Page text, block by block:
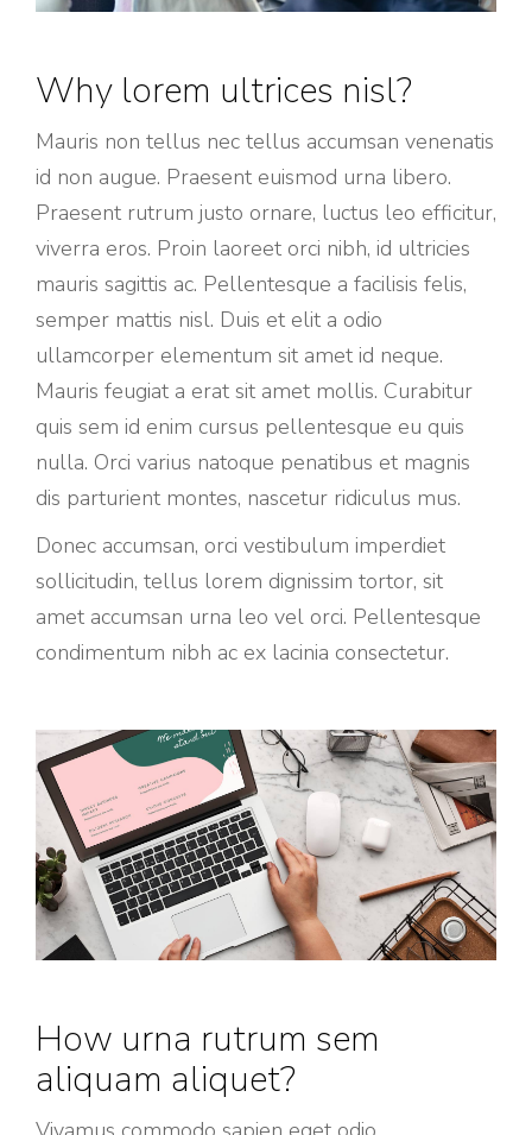
Why lorem ultrices nisl?
Mauris non tellus nec tellus accumsan venenatis
id non augue. Praesent euismod urna libero.
Praesent rutrum justo ornare, luctus leo efficitur,
viverra eros. Proin laoreet orci nibh, id ultricies
mauris sagittis ac. Pellentesque a facilisis felis,
semper mattis nisl. Duis et elit a odio
ullamcorper elementum sit amet id neque.
Mauris feugiat a erat sit amet mollis. Curabitur
quis sem id enim cursus pellentesque eu quis
nulla. Orci varius natoque penatibus et magnis
dis parturient montes, nascetur ridiculus mus.
Donec accumsan, orci vestibulum imperdiet
sollicitudin, tellus lorem dignissim tortor, sit
amet accumsan urna leo vel orci. Pellentesque
condimentum nibh ac ex lacinia consectetur.
How urna rutrum sem
aliquam aliquet?